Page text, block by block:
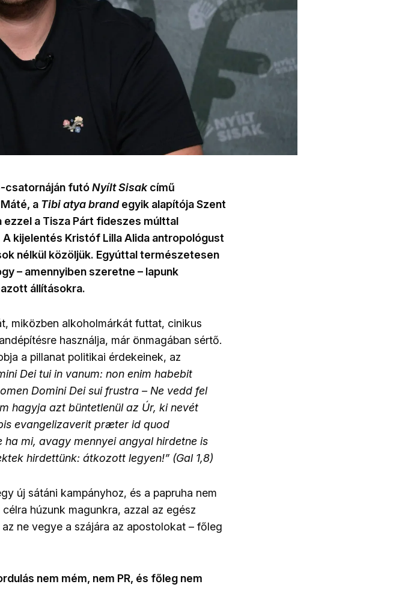
csatornáján futóNyílt Sisakcímű
a Tibi atya brandegyik alapítója Szent
ezzel a Tisza Párt fideszes múlttal
kijelentés Kristóf Lilla Alida antropológust
nélkül közöljük. Egyúttal természetesen
– amennyiben szeretne – lapunk
állításokra.
miközben alkoholmárkát futtat, cinikus
használja, már önmagában sértő.
a pillanat politikai érdekeinek, az
Dei tui in vanum: non enim habebit
Domini Dei sui frustra – Ne vedd fel
hagyja azt büntetlenül az Úr, ki nevét
evangelizaverit præter id quod
mi, avagy mennyei angyal hirdetne is
hirdettünk: átkozott legyen!” (Gal 1,8)
új sátáni kampányhoz, és a papruha nem
húzunk magunkra, azzal az egész
ne vegye a szájára az apostolokat – főleg
nem mém, nem PR, és főleg nem